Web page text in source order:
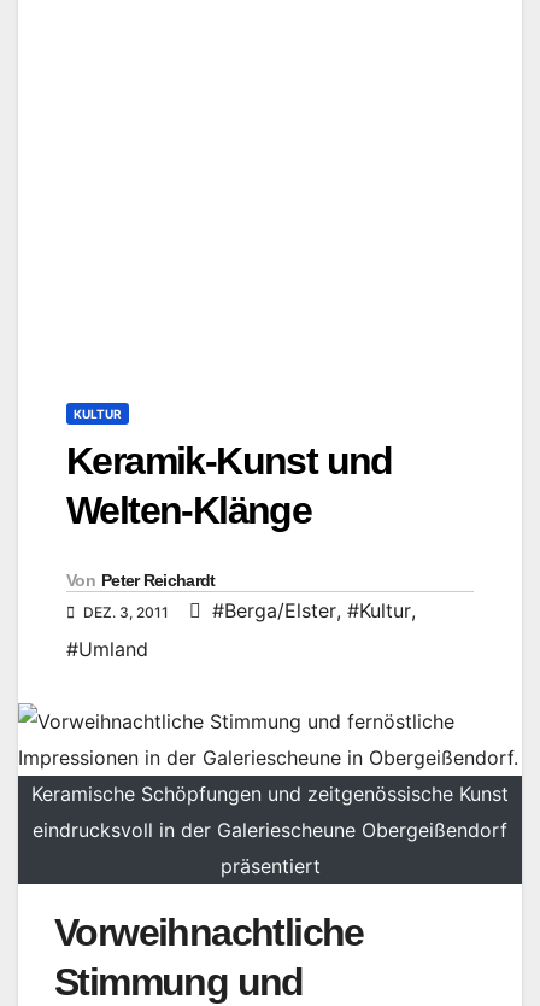
KULTUR
Keramik-Kunst und
Welten-Klänge
Von Peter Reichardt
DEZ. 3, 2011 #Berga/Elster, #Kultur,
#Umland
Keramische Schöpfungen und zeitgenössische Kunst
eindrucksvoll in der Galeriescheune Obergeißendorf
präsentiert
Vorweihnachtliche
Stimmung und